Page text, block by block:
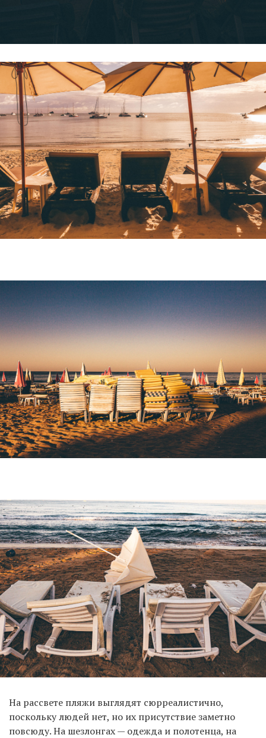
На рассвете пляжи выглядят сюрреалистично,
поскольку людей нет, но их присутствие заметно
повсюду. На шезлонгах — одежда и полотенца, на